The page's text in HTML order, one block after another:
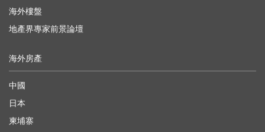
海外樓盤
地產界專家前景論壇
海外房產
中國
日本
柬埔寨